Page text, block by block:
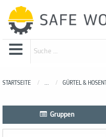
STARTSEITE ... GÜRTEL &
Gruppen